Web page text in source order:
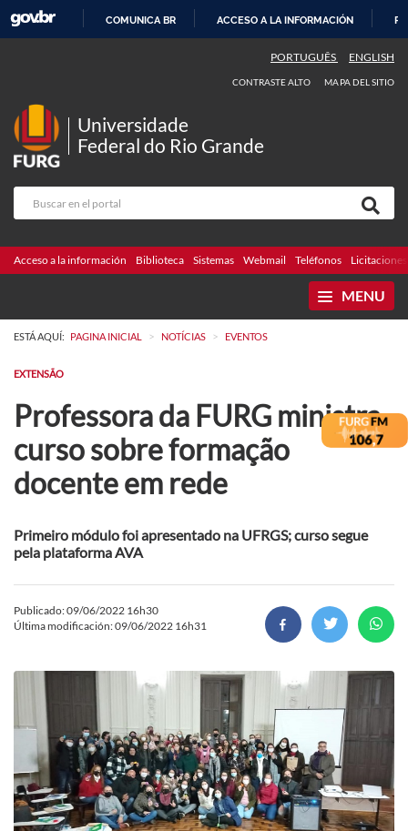
CONTENIDO
COMUNICA BR ACCESO A LA INFORMACIÓN
PORTUGUÊS ENGLISH
CONTRASTE ALTO MAPA DEL SITIO
Universidade
Federal do Rio Grande
Acceso a la información Biblioteca Sistemas Webmail Teléfonos Licitaciones
MENU
ESTÁ AQUÍ: PAGINA INICIAL > NOTÍCIAS > EVENTOS
EXTENSÃO
Professora da FURG ministra
curso sobre formação
docente em rede
Primeiro módulo foi apresentado na UFRGS; curso segue
pela plataforma AVA
Publicado: 09/06/2022 16h30
Última modificación: 09/06/2022 16h31